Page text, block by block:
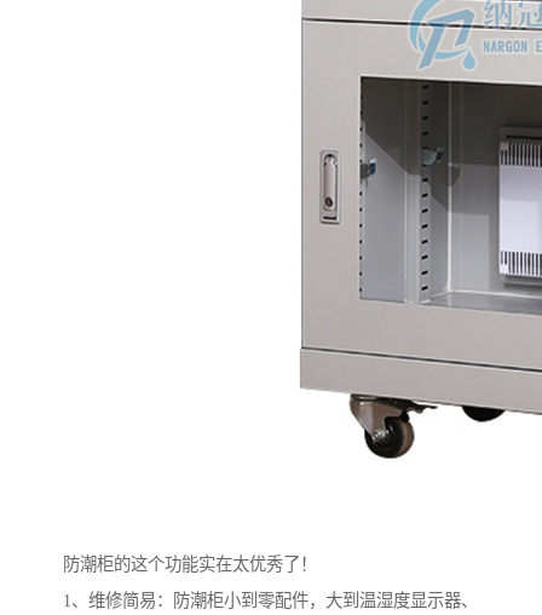
防潮柜的这个功能实在太优秀了！
1、维修简易：防潮柜小到零配件，大到温湿度显示器、